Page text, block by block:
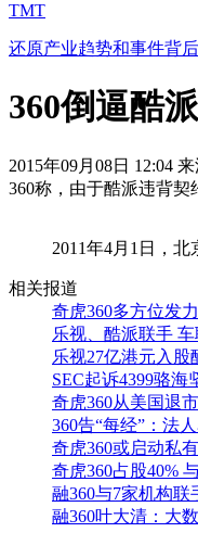
TMT
还原产业趋势和事件背
360倒逼酷
2015年09月08日 12:04
360称，由于酷派违背
2011年4月1日，北
相关报道
奇虎360多方位发
乐视、酷派联手
乐视27亿港元入股
SEC起诉4399骆海
奇虎360从美国退
360告“每经”：法
奇虎360或启动私
奇虎360占股40%
融360与7家机构
融360叶大清：大